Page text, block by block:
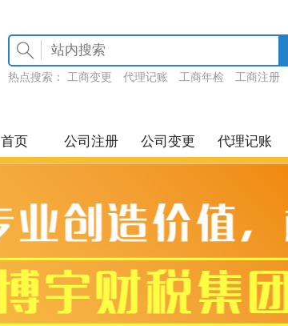
热点搜索： 工商变更 代理记账 工商年检 工商注册
首页 公司注册 公司变更 代理记账